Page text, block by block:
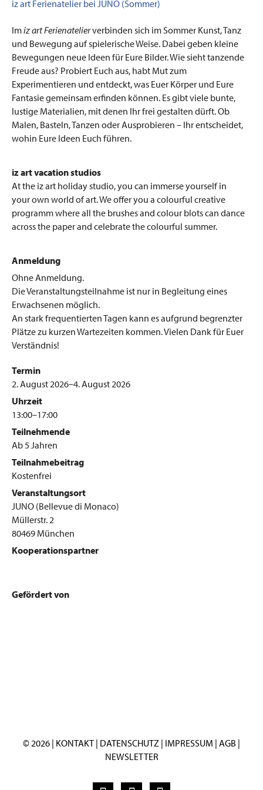
iz art Ferienatelier bei JUNO (Sommer)
Imiz art Ferienatelierverbinden sich im Sommer Kunst, Tanz
und Bewegung auf spielerische Weise. Dabei geben kleine
Bewegungen neue Ideen für Eure Bilder. Wie sieht tanzende
Freude aus? Probiert Euch aus, habt Mut zum
Experimentieren und entdeckt, was Euer Körper und Eure
Fantasie gemeinsam erfinden können. Es gibt viele bunte,
lustige Materialien, mit denen Ihr frei gestalten dürft. Ob
Malen, Basteln, Tanzen oder Ausprobieren – Ihr entscheidet,
wohin Eure Ideen Euch führen.
iz art vacation studios
At the iz art holiday studio, you can immerse yourself in
your own world of art. We offer you a colourful creative
programm where all the brushes and colour blots can dance
across the paper and celebrate the colourful summer.
Anmeldung
Ohne Anmeldung.
Die Veranstaltungsteilnahme ist nur in Begleitung eines
Erwachsenen möglich.
An stark frequentierten Tagen kann es aufgrund begrenzter
Plätze zu kurzen Wartezeiten kommen. Vielen Dank für Euer
Verständnis!
Termin
2. August 2026–4. August 2026
Uhrzeit
13:00–17:00
Teilnehmende
Ab 5 Jahren
Teilnahmebeitrag
Kostenfrei
Veranstaltungsort
JUNO (Bellevue di Monaco)
Müllerstr. 2
80469 München
Kooperationspartner
Gefördert von
© 2026 | KONTAKT | DATENSCHUTZ | IMPRESSUM | AGB |
NEWSLETTER
F I Y